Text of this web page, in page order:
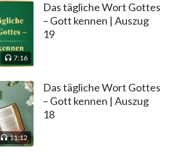
7:16
Das tägliche Wort Gottes
– Gott kennen | Auszug
19
11:12
Das tägliche Wort Gottes
– Gott kennen | Auszug
18